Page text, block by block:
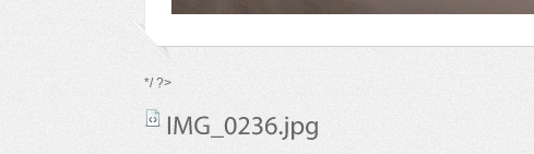
*/ ?>